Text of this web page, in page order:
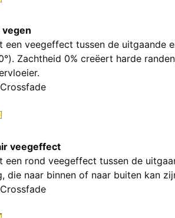
vegen
een veegeffect tussen de uitgaande
Zachtheid 0% creëert harde
veegeffect
een rond veegeffect tussen de
die naar binnen of naar buiten kan